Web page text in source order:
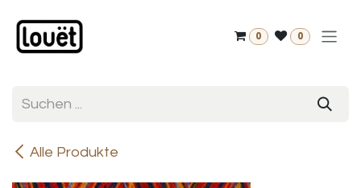
0 0
Alle Produkte